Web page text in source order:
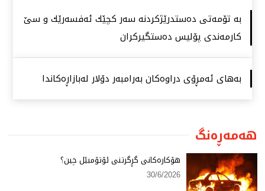
بە تۆمەتی دەستدرێژكردنە سەر كچێك ئەفسەرێك و سێ
كارمەندی پۆلیس دەستگیركران
بەهای ئەمڕۆی دراوەكان بەرامبەر دۆلار لەبازاڕەكاندا
هەمەڕەنگ
هۆكارەكانی گڕگرتنی ئۆتۆمبێل چین؟
30/6/2026